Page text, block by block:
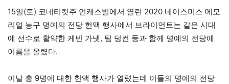
15일(토) 코네티컷주 언캐스빌에서 열린 2020 네이스미스 메모
리얼 농구 명예의 전당 헌액 행사에서 브라이언트는 같은 시대
에 선수로 활약한 케빈 가넷, 팀 덩컨 등과 함께 명예의 전당에
이름을 올렸다.
이날 총 9명에 대한 헌액 행사가 열렸는데 이들의 명예의 전당